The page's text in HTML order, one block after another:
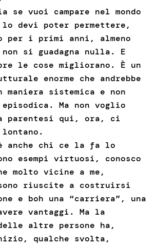
vuoi campare nel mondo
devi poter permettere,
per i primi anni, almeno
si guadagna nulla. E
le cose migliorano. È un
enorme che andrebbe
sistemica e non
Ma non voglio
parentesi qui, ora, ci
anche chi ce la fa lo
esempi virtuosi, conosco
molto vicine a me,
riuscite a costruirsi
e boh una “carriera”, una
vantaggi. Ma la
altre persone ha,
qualche svolta,